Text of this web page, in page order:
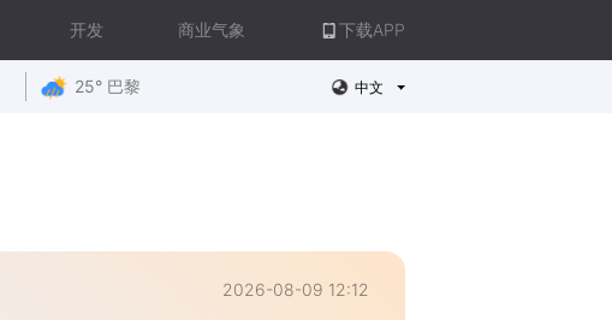
开发 商业气象 下载APP
25° 巴黎 中文
2026-08-09 12:12